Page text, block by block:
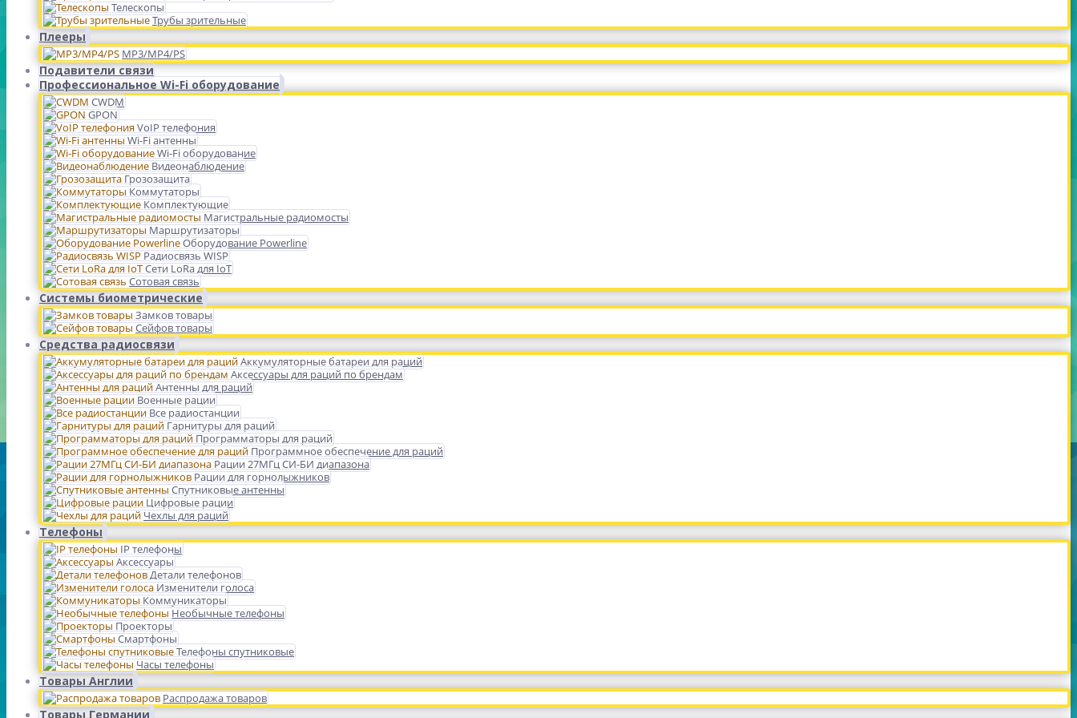
Телескопы
Трубы зрительные
Плееры
MP3/MP4/PS
Подавители связи
Профессиональное Wi-Fi оборудование
CWDM
GPON
VoIP телефония
Wi-Fi антенны
Wi-Fi оборудование
Видеонаблюдение
Грозозащита
Коммутаторы
Комплектующие
Магистральные радиомосты
Маршрутизаторы
Оборудование Powerline
Радиосвязь WISP
Сети LoRa для IoT
Сотовая связь
Системы биометрические
Замков товары
Сейфов товары
Средства радиосвязи
Аккумуляторные батареи для раций
Аксессуары для раций по брендам
Антенны для раций
Военные рации
Все радиостанции
Гарнитуры для раций
Программаторы для раций
Программное обеспечение для раций
Рации 27МГц СИ-БИ диапазона
Рации для горнолыжников
Спутниковые антенны
Цифровые рации
Чехлы для раций
Телефоны
IP телефоны
Аксессуары
Детали телефонов
Изменители голоса
Коммуникаторы
Необычные телефоны
Проекторы
Смартфоны
Телефоны спутниковые
Часы телефоны
Товары Англии
Распродажа товаров
Товары Германии